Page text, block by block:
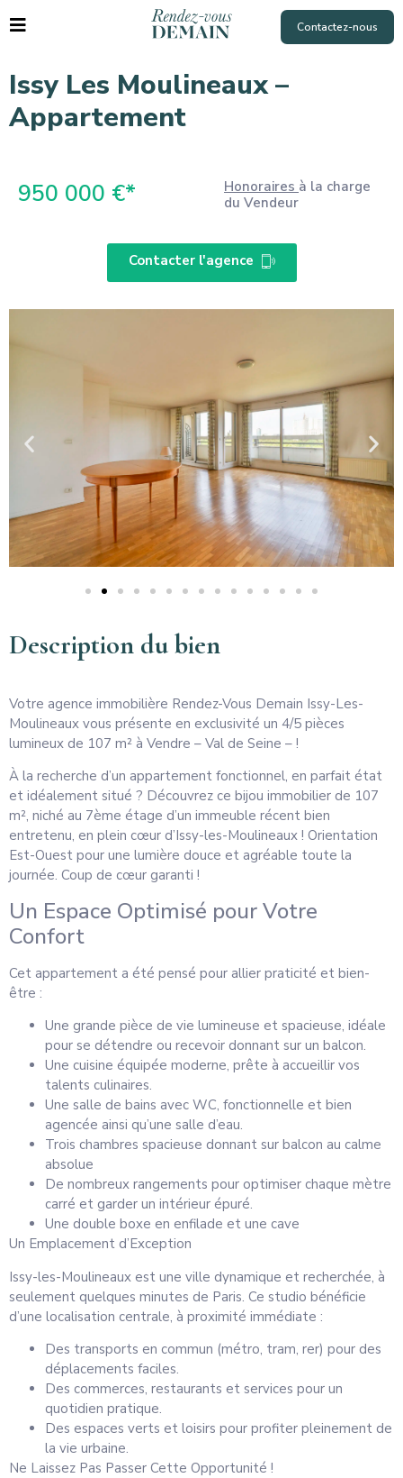
Contactez-nous
Issy Les Moulineaux –
Appartement
950 000 €* Honoraires à la charge
du Vendeur
Contacter l'agence
Description du bien
Votre agence immobilière Rendez-Vous Demain Issy-Les-
Moulineaux vous présente en exclusivité un 4/5 pièces
lumineux de 107 m² à Vendre – Val de Seine – !
À la recherche d’un appartement fonctionnel, en parfait état
et idéalement situé ? Découvrez ce bijou immobilier de 107
m², niché au 7ème étage d’un immeuble récent bien
entretenu, en plein cœur d’Issy-les-Moulineaux ! Orientation
Est-Ouest pour une lumière douce et agréable toute la
journée. Coup de cœur garanti !
Un Espace Optimisé pour Votre
Confort
Cet appartement a été pensé pour allier praticité et bien-
être :
Une grande pièce de vie lumineuse et spacieuse, idéale
pour se détendre ou recevoir donnant sur un balcon.
Une cuisine équipée moderne, prête à accueillir vos
talents culinaires.
Une salle de bains avec WC, fonctionnelle et bien
agencée ainsi qu’une salle d’eau.
Trois chambres spacieuse donnant sur balcon au calme
absolue
De nombreux rangements pour optimiser chaque mètre
carré et garder un intérieur épuré.
Une double boxe en enfilade et une cave
Un Emplacement d’Exception
Issy-les-Moulineaux est une ville dynamique et recherchée, à
seulement quelques minutes de Paris. Ce studio bénéficie
d’une localisation centrale, à proximité immédiate :
Des transports en commun (métro, tram, rer) pour des
déplacements faciles.
Des commerces, restaurants et services pour un
quotidien pratique.
Des espaces verts et loisirs pour profiter pleinement de
la vie urbaine.
Ne Laissez Pas Passer Cette Opportunité !